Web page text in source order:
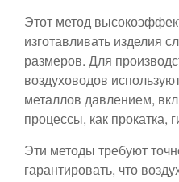
Этот метод
изготавливать изделия
размеров. Для
воздуховодов
металлов давлением,
процессы, как прокатка,
Эти методы требуют
гарантировать, что